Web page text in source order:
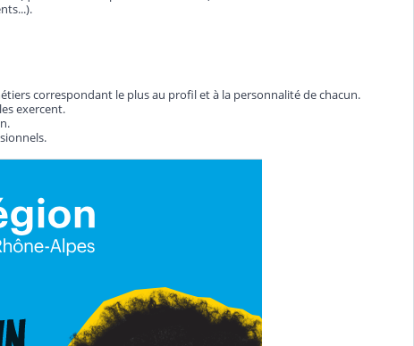
correspondant le plus au profil et à la personnalité de chacun.
exercent.